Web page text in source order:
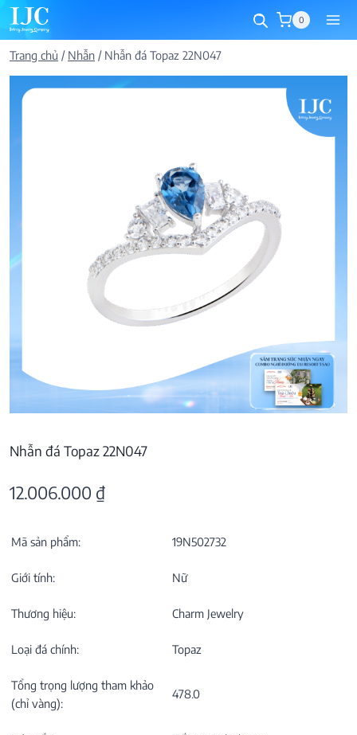
Skip
to
content
0
Trang chủ / Nhẫn / Nhẫn đá Topaz 22N047
Nhẫn đá Topaz 22N047
12.006.000 ₫
Mã sản phẩm: 19N502732
Giới tính: Nữ
Thương hiệu: Charm Jewelry
Loại đá chính: Topaz
Tổng trọng lượng tham khảo
(chỉ vàng):
478.0